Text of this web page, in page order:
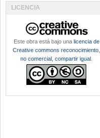
LICENCIA
Este obra está bajo una licencia de
Creative commons reconocimiento,
no comercial, compartir igual